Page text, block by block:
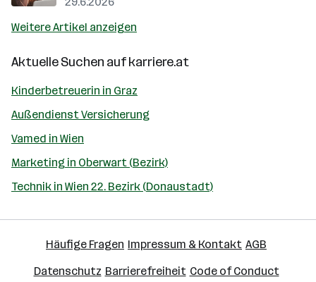
Weitere Artikel anzeigen
Aktuelle Suchen aufkarriere.at
Kinderbetreuerin in Graz
Außendienst Versicherung
Vamed in Wien
Marketing in Oberwart (Bezirk)
Technik in Wien 22. Bezirk (Donaustadt)
Häufige Fragen Impressum & Kontakt AGB
Datenschutz Barrierefreiheit Code of Conduct